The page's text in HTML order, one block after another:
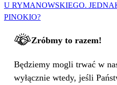
U RYMANOWSKIEGO.
PINOKIO?
Zróbmy to razem!
Będziemy mogli trwać w
wyłącznie wtedy, jeśli